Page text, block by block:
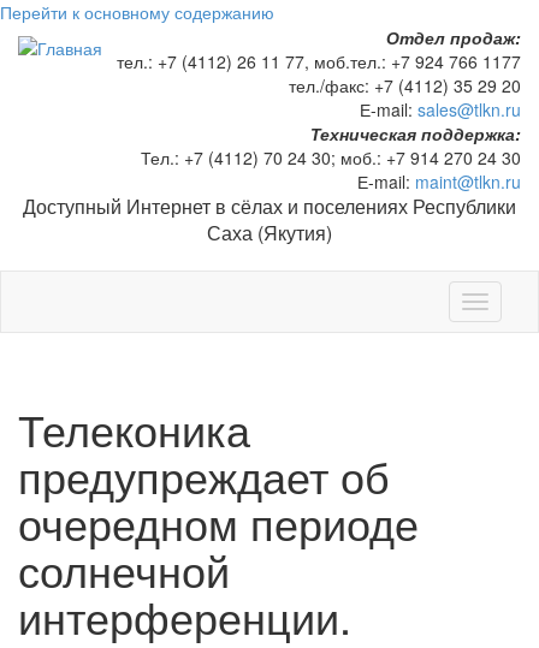
Перейти к основному содержанию
Отдел продаж:
тел.: +7 (4112) 26 11 77, моб.тел.: +7 924 766 1177
тел./факс: +7 (4112) 35 29 20
Е-mail: sales@tlkn.ru
Техническая поддержка:
Тел.: +7 (4112) 70 24 30; моб.: +7 914 270 24 30
Е-mail: maint@tlkn.ru
Доступный Интернет в сёлах и поселениях Республики
Саха (Якутия)
Toggle
Телеконика
предупреждает об
очередном периоде
солнечной
интерференции.